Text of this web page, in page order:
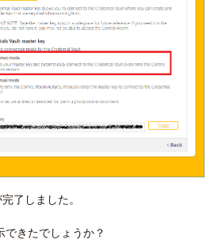
了しました。
きたでしょうか？